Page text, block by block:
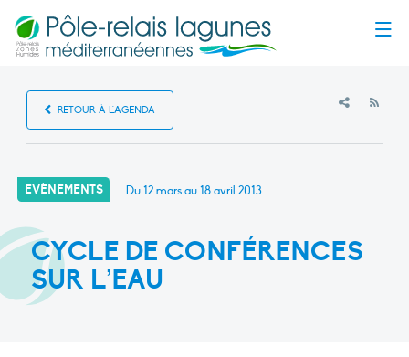
RETOUR À L'AGENDA
EVÈNEMENTS Du 12 mars au 18 avril 2013
CYCLE DE CONFÉRENCES
SUR L’EAU